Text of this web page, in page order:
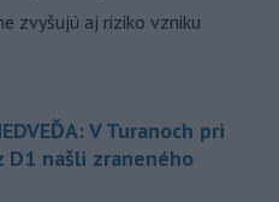
zvyšujú aj riziko vzniku
V Turanoch pri
D1 našli zraneného